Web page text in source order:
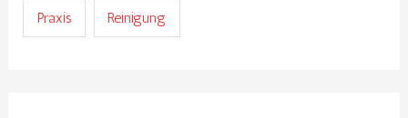
Praxis Reinigung